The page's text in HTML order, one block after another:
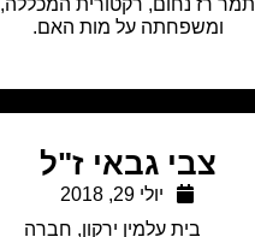
תמר רז נחום, רקטורית המכללה,
ומשפחתה על מות האם.
צבי גבאי ז"ל
יולי 29, 2018
בית עלמין ירקון, חברה